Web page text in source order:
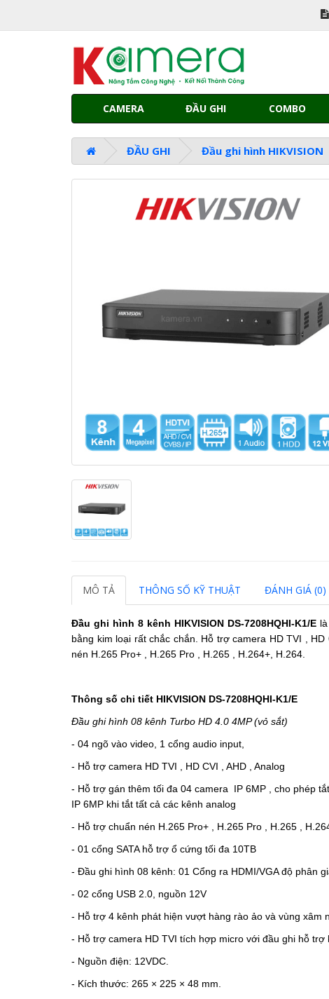
CAMERA ĐẦU GHI COMBO
ĐẦU GHI Đầu ghi hình HIKVISION
MÔ TẢ THÔNG SỐ KỸ THUẬT ĐÁNH GIÁ (0)
Đầu ghi hình 8 kênh HIKVISION DS-7208HQHI-K1/E
bằng kim loại rất chắc chắn. Hỗ trợ camera HD TVI ,
nén H.265 Pro+ , H.265 Pro , H.265 , H.264+, H.264.
Thông số chi tiết HIKVISION DS-7208HQHI-K1/E
Đầu ghi hình 08 kênh Turbo HD 4.0 4MP (vỏ sắt)
- 04 ngõ vào video, 1 cổng audio input,
- Hỗ trợ camera HD TVI , HD CVI , AHD , Analog
- Hỗ trợ gán thêm tối đa 04 camera IP 6MP , cho phép
IP 6MP khi tắt tất cả các kênh analog
- Hỗ trợ chuẩn nén H.265 Pro+ , H.265 Pro , H.265 ,
- 01 cổng SATA hỗ trợ ổ cứng tối đa 10TB
- Đầu ghi hình 08 kênh: 01 Cổng ra HDMI/VGA độ phân
- 02 cổng USB 2.0, nguồn 12V
- Hỗ trợ 4 kênh phát hiện vượt hàng rào ảo và vùng xâm
- Hỗ trợ camera HD TVI tích hợp micro với đầu ghi hỗ trợ
- Nguồn điện: 12VDC.
- Kích thước: 265 × 225 × 48 mm.